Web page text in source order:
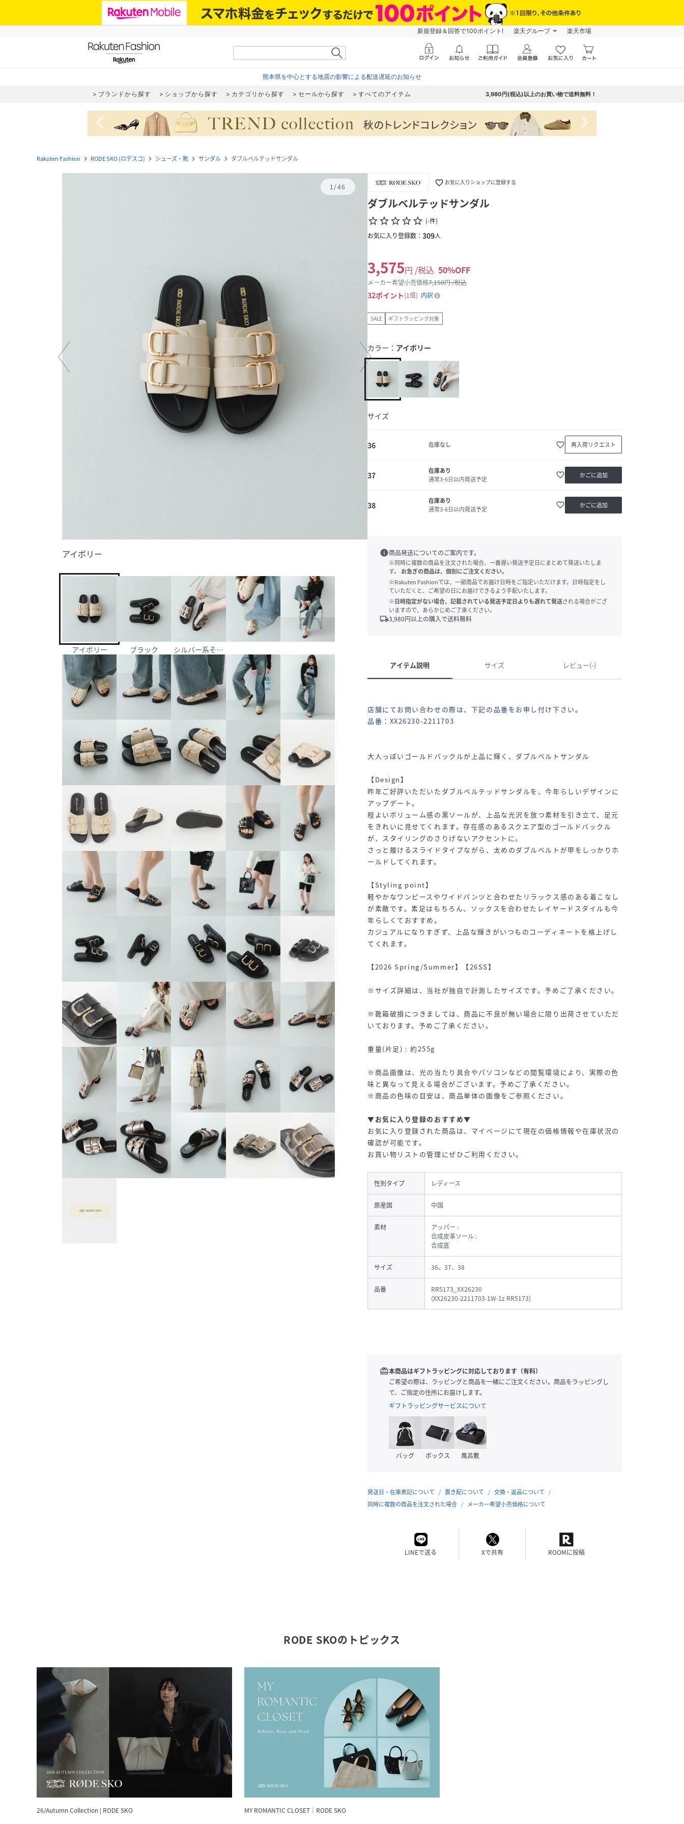
新規登録＆回答で100ポイント! 楽天グループ 楽天市場
熊本県を中心とする地震の影響による配送遅延のお知らせ
ブランドから探す ショップから探す カテゴリから探す セールから探す すべてのアイテム 3,980円(税込)以上のお買い物で送料無料！
navigate_before navigate_next
Rakuten Fashion navigate_next RODE SKO (ロデスコ) navigate_next シューズ・靴 navigate_next サンダル navigate_next ダブルベルテッドサンダル
1/46
アイボリー
アイボリー ブラック シルバー系その他
favorite_border お気に入りショップに登録する
ダブルベルテッドサンダル
star_borderstar_borderstar_borderstar_borderstar_border (-件)
お気に入り登録数： 309人
3,575円 /税込 50%OFF
メーカー希望小売価格7,150円 /税込
32ポイント 1倍 内訳
SALE ギフトラッピング対象
カラー： アイボリー
サイズ
36 在庫なし favorite_border 再入荷リクエスト
37
在庫あり
通常3-6日以内発送予定
favorite_border かごに追加
38
在庫あり
通常3-6日以内発送予定
favorite_border かごに追加
info商品発送についてのご案内です。
※同時に複数の商品を注文された場合、一番遅い発送予定日にまとめて発送いたしま
す。
お急ぎの商品は、個別にご注文ください。
※Rakuten Fashionでは、一部商品でお届け日時をご指定いただけます。日時指定をし
ていただくと、ご希望の日にお届けできるよう手配いたします。
※日時指定がない場合、記載されている発送予定日よりも遅れて発送される場合がござ
いますので、あらかじめご了承ください。
local_shipping3,980円以上の購入で送料無料
アイテム説明 サイズ レビュー(-)
店舗にてお問い合わせの際は、下記の品番をお申し付け下さい。
品番：XX26230-2211703
大人っぽいゴールドバックルが上品に輝く、ダブルベルトサンダル
【Design】
昨年ご好評いただいたダブルベルテッドサンダルを、今年らしいデザインに
アップデート。
程よいボリューム感の黒ソールが、上品な光沢を放つ素材を引き立て、足元
をきれいに見せてくれます。存在感のあるスクエア型のゴールドバックル
が、スタイリングのさりげないアクセントに。
さっと履けるスライドタイプながら、太めのダブルベルトが甲をしっかりホ
ールドしてくれます。
【Styling point】
軽やかなワンピースやワイドパンツと合わせたリラックス感のある着こなし
が素敵です。素足はもちろん、ソックスを合わせたレイヤードスタイルも今
年らしくておすすめ。
カジュアルになりすぎず、上品な輝きがいつものコーディネートを格上げし
てくれます。
【2026 Spring/Summer】【26SS】
※サイズ詳細は、当社が独自で計測したサイズです。予めご了承ください。
※靴箱破損につきましては、商品に不良が無い場合に限り出荷させていただ
いております。予めご了承ください。
重量(片足) : 約255g
※商品画像は、光の当たり具合やパソコンなどの閲覧環境により、実際の色
味と異なって見える場合がございます。予めご了承ください。
※商品の色味の目安は、商品単体の画像をご参照ください。
▼お気に入り登録のおすすめ▼
お気に入り登録された商品は、マイページにて現在の価格情報や在庫状況の
確認が可能です。
お買い物リストの管理にぜひご利用ください。
性別タイプ レディース
原産国 中国
素材
アッパー :
合成皮革ソール :
合成底
サイズ 36、37、38
品番
RR5173_XX26230
(XX26230-2211703-1W-1z RR5173)
redeem本商品はギフトラッピングに対応しております（有料）
ご希望の際は、ラッピングと商品を一緒にご注文ください。商品をラッピングし
て、ご指定の住所にお届けします。
ギフトラッピングサービスについて
バッグ ボックス 風呂敷
発送日・在庫表記について 置き配について
交換・返品について
同時に複数の商品を注文された場合
メーカー希望小売価格について
LINEで送る Xで共有 ROOMに投稿
RODE SKOのトピックス
26/Autumn Collection | RODE SKO MY ROMANTIC CLOSET｜RODE SKO